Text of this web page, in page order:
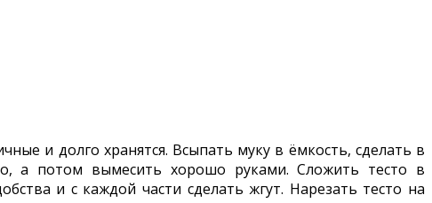
и долго хранятся. Всыпать муку в ёмкость, сделать в
а потом вымесить хорошо руками. Сложить тесто в
и с каждой части сделать жгут. Нарезать тесто на